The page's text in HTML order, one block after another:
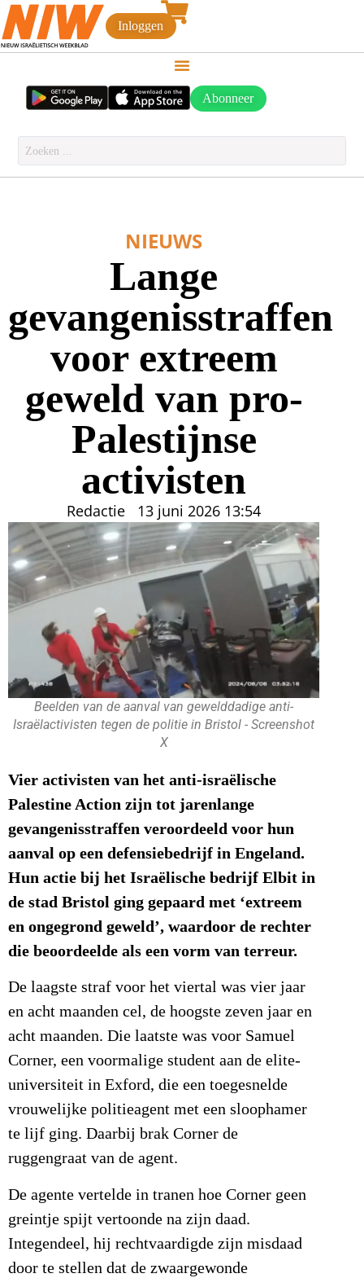
Inloggen
Abonneer
NIEUWS
Lange
gevangenisstraffen
voor extreem
geweld van pro-
Palestijnse
activisten
Redactie 13 juni 2026 13:54
Beelden van de aanval van gewelddadige anti-
Israëlactivisten tegen de politie in Bristol - Screenshot
X
Vier activisten van het anti-israëlische
Palestine Action zijn tot jarenlange
gevangenisstraffen veroordeeld voor hun
aanval op een defensiebedrijf in Engeland.
Hun actie bij het Israëlische bedrijf Elbit in
de stad Bristol ging gepaard met ‘extreem
en ongegrond geweld’, waardoor de rechter
die beoordeelde als een vorm van terreur.
De laagste straf voor het viertal was vier jaar
en acht maanden cel, de hoogste zeven jaar en
acht maanden. Die laatste was voor Samuel
Corner, een voormalige student aan de elite-
universiteit in Exford, die een toegesnelde
vrouwelijke politieagent met een sloophamer
te lijf ging. Daarbij brak Corner de
ruggengraat van de agent.
De agente vertelde in tranen hoe Corner geen
greintje spijt vertoonde na zijn daad.
Integendeel, hij rechtvaardigde zijn misdaad
door te stellen dat de zwaargewonde